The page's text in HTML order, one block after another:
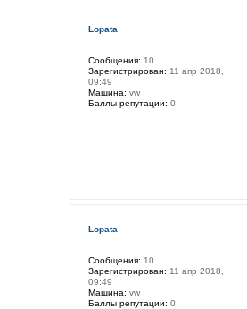
Lopata
Сообщения: 10
Зарегистрирован: 11 апр 2018,
09:49
Машина: vw
Баллы репутации: 0
Lopata
Сообщения: 10
Зарегистрирован: 11 апр 2018,
09:49
Машина: vw
Баллы репутации: 0